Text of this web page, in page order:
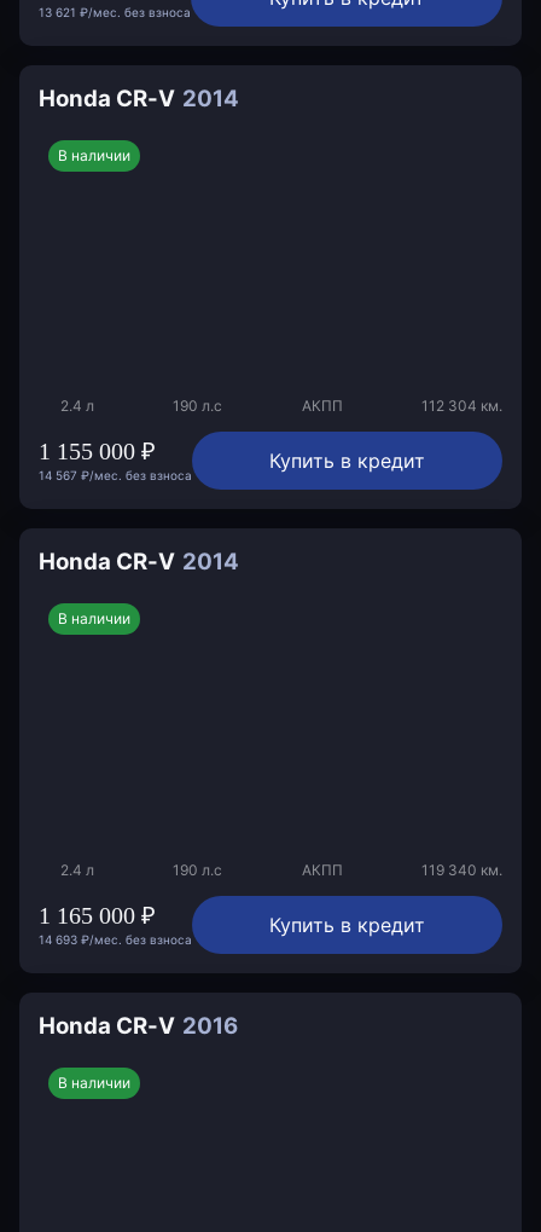
13 621 ₽/мес. без взноса
Honda CR-V 2014
2.4 л 190 л.с АКПП 112 304 км.
В наличии
Купить в кредит
1 155 000 ₽
14 567 ₽/мес. без взноса
Honda CR-V 2014
2.4 л 190 л.с АКПП 119 340 км.
В наличии
Купить в кредит
1 165 000 ₽
14 693 ₽/мес. без взноса
Honda CR-V 2016
В наличии